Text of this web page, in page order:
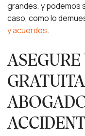
grandes, y podemos
caso, como lo
y acuerdos.
ASEGURE